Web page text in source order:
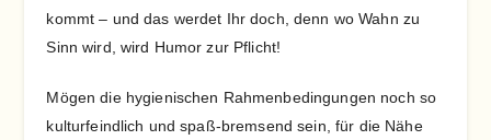
kommt – und das werdet Ihr doch, denn wo Wahn zu
Sinn wird, wird Humor zur Pflicht!
Mögen die hygienischen Rahmenbedingungen noch so
kulturfeindlich und spaß-bremsend sein, für die Nähe